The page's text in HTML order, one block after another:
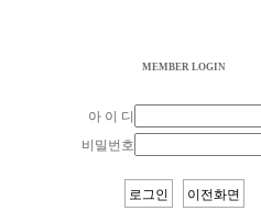
MEMBER LOGIN
아 이 디
비밀번호